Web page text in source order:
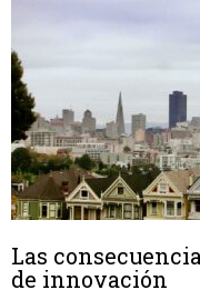
Las
de innovación